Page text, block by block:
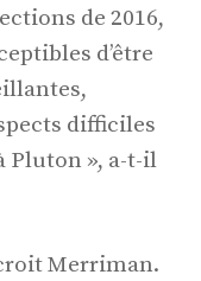
de 2016,
d’être
difficiles
Pluton », a-t-il
Merriman.